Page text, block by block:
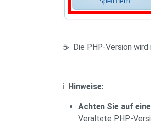
☕ Die PHP-Version
ℹ️ Hinweise:
Achten Sie auf
Veraltete PHP-